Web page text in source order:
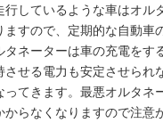
しているような車はオル
すので、定期的な自動車
タネーターは車の充電をす
せる電力も安定させられ
ってきます。最悪オルタネ
らなくなりますので注意